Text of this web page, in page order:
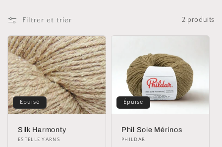
e
c
t
i
o
Filtrer et trier 2 produits
Épuisé
Silk Harmonty
Distributeur :
ESTELLE YARNS
Épuisé
Phil Soie Mérinos
Distributeur :
PHILDAR